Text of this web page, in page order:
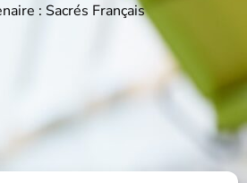
: Sacrés Français